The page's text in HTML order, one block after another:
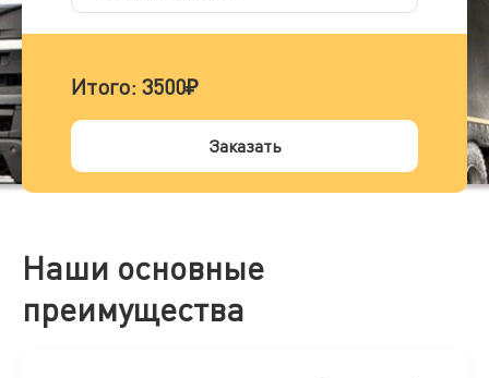
Итого: 3500₽
Заказать
Наши основные
преимущества